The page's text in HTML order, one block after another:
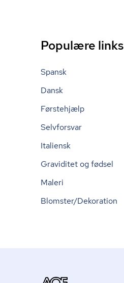
Populære links
Spansk
Dansk
Førstehjælp
Selvforsvar
Italiensk
Graviditet og fødsel
Maleri
Blomster/Dekoration